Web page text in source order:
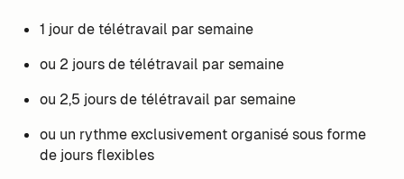
1 jour de télétravail par semaine
ou 2 jours de télétravail par semaine
ou 2,5 jours de télétravail par semaine
ou un rythme exclusivement organisé sous forme
de jours flexibles